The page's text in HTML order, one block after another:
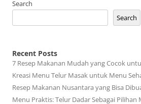
Search
Search
Recent Posts
7 Resep Makanan Mudah yang Cocok
Kreasi Menu Telur Masak untuk Menu
Resep Makanan Nusantara yang Bisa
Menu Praktis: Telur Dadar Sebagai Pilihan